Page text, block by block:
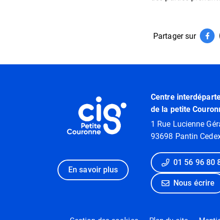
Partager sur
Informations utiles
En savoir plus
Centre
de la petite
1 Rue Lucienne
93698 Pantin
01 56 96 80
Nous écrire